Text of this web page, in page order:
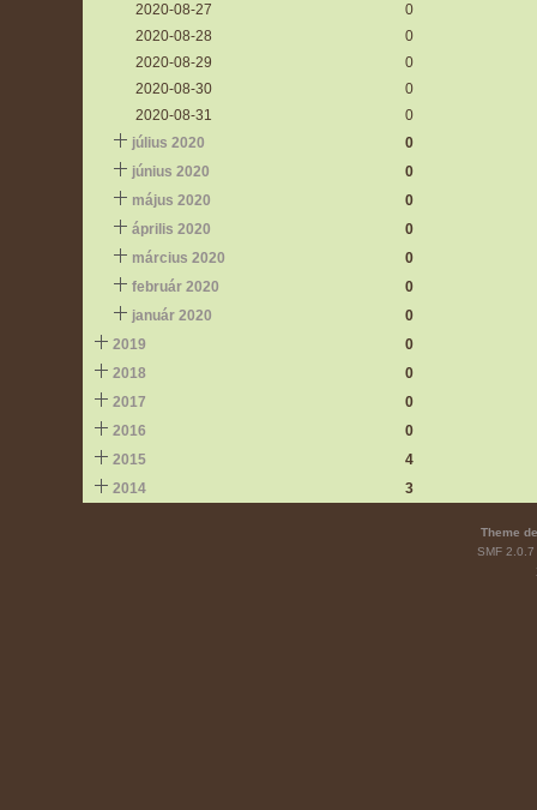
2020-08-27
0
2020-08-28
0
2020-08-29
0
2020-08-30
0
2020-08-31
0
július 2020
0
június 2020
0
május 2020
0
április 2020
0
március 2020
0
február 2020
0
január 2020
0
2019
0
2018
0
2017
0
2016
0
2015
4
2014
3
Theme
SMF 2.0.7